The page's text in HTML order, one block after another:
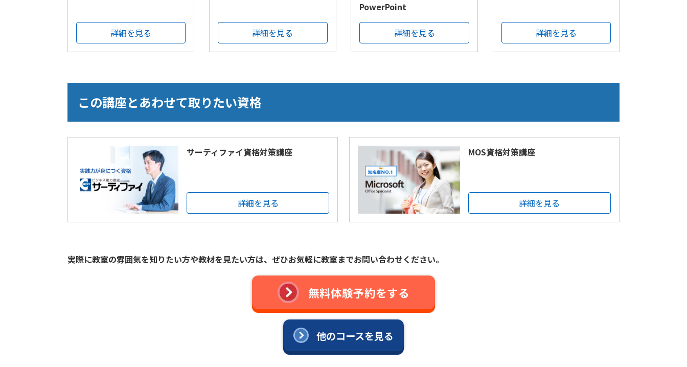
詳細を見る 詳細を見る
PowerPoint
詳細を見る 詳細を見る
この講座とあわせて取りたい資格
サーティファイ資格対策講座
詳細を見る
MOS資格対策講座
詳細を見る
実際に教室の雰囲気を知りたい方や教材を見たい方は、ぜひお気軽に教室までお問い合わせください。
無料体験予約をする
他のコースを見る